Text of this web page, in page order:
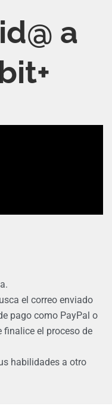
a
el correo enviado
pago como PayPal o
finalice el proceso de
habilidades a otro